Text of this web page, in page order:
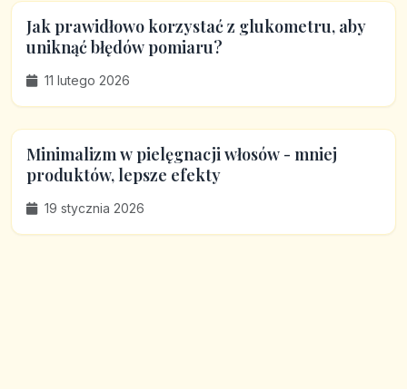
Jak prawidłowo korzystać z glukometru, aby
uniknąć błędów pomiaru?
11 lutego 2026
Minimalizm w pielęgnacji włosów - mniej
produktów, lepsze efekty
19 stycznia 2026